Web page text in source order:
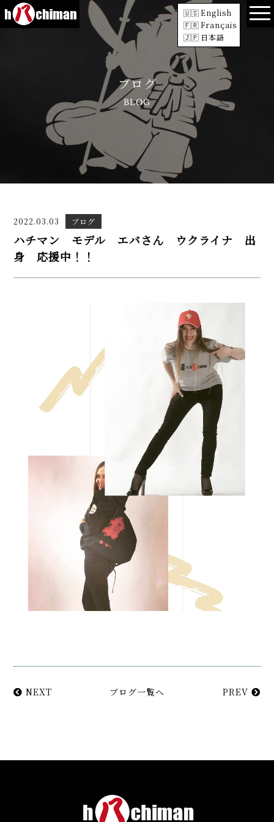
English
Français
日本語
ブログ
BLOG
2022.03.03 ブログ
ハチマン モデル エバさん ウクライナ 出
身 応援中！！
NEXT ブログ一覧へ PREV